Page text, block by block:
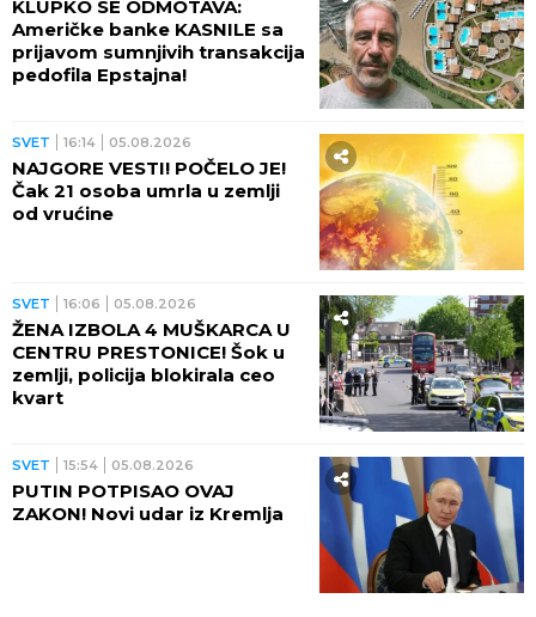
KLUPKO SE ODMOTAVA:
Američke banke KASNILE sa
prijavom sumnjivih transakcija
pedofila Epstajna!
SVET 16:14 05.08.2026
NAJGORE VESTI! POČELO JE!
Čak 21 osoba umrla u zemlji
od vrućine
SVET 16:06 05.08.2026
ŽENA IZBOLA 4 MUŠKARCA U
CENTRU PRESTONICE! Šok u
zemlji, policija blokirala ceo
kvart
SVET 15:54 05.08.2026
PUTIN POTPISAO OVAJ
ZAKON! Novi udar iz Kremlja